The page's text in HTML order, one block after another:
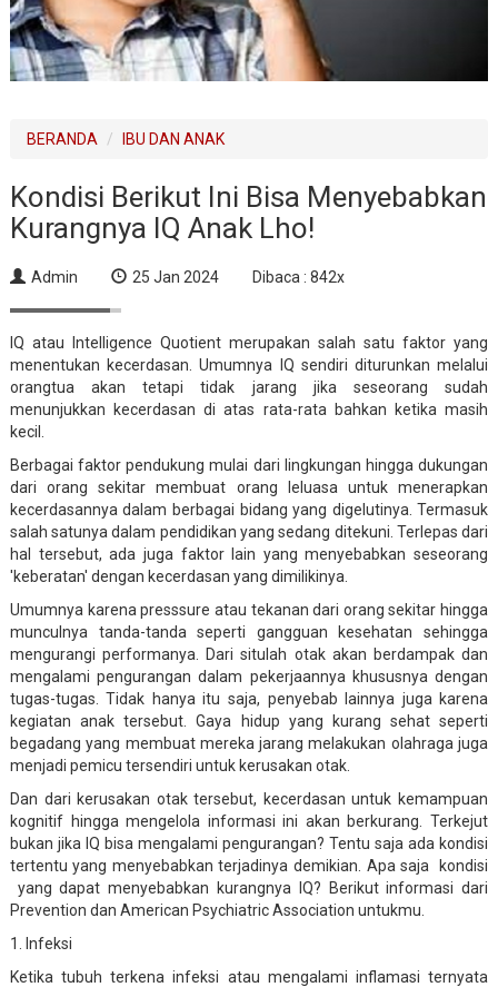
BERANDA IBU DAN ANAK
Kondisi Berikut Ini Bisa Menyebabkan
Kurangnya IQ Anak Lho!
Admin 25 Jan 2024 Dibaca : 842x
IQ atau Intelligence Quotient merupakan salah satu faktor yang
menentukan kecerdasan. Umumnya IQ sendiri diturunkan melalui
orangtua akan tetapi tidak jarang jika seseorang sudah
menunjukkan kecerdasan di atas rata-rata bahkan ketika masih
kecil.
Berbagai faktor pendukung mulai dari lingkungan hingga dukungan
dari orang sekitar membuat orang leluasa untuk menerapkan
kecerdasannya dalam berbagai bidang yang digelutinya. Termasuk
salah satunya dalam pendidikan yang sedang ditekuni. Terlepas dari
hal tersebut, ada juga faktor lain yang menyebabkan seseorang
'keberatan' dengan kecerdasan yang dimilikinya.
Umumnya karena presssure atau tekanan dari orang sekitar hingga
munculnya tanda-tanda seperti gangguan kesehatan sehingga
mengurangi performanya. Dari situlah otak akan berdampak dan
mengalami pengurangan dalam pekerjaannya khususnya dengan
tugas-tugas. Tidak hanya itu saja, penyebab lainnya juga karena
kegiatan anak tersebut. Gaya hidup yang kurang sehat seperti
begadang yang membuat mereka jarang melakukan olahraga juga
menjadi pemicu tersendiri untuk kerusakan otak.
Dan dari kerusakan otak tersebut, kecerdasan untuk kemampuan
kognitif hingga mengelola informasi ini akan berkurang. Terkejut
bukan jika IQ bisa mengalami pengurangan? Tentu saja ada kondisi
tertentu yang menyebabkan terjadinya demikian. Apa saja kondisi
yang dapat menyebabkan kurangnya IQ? Berikut informasi dari
Prevention dan American Psychiatric Association untukmu.
1. Infeksi
Ketika tubuh terkena infeksi atau mengalami inflamasi ternyata